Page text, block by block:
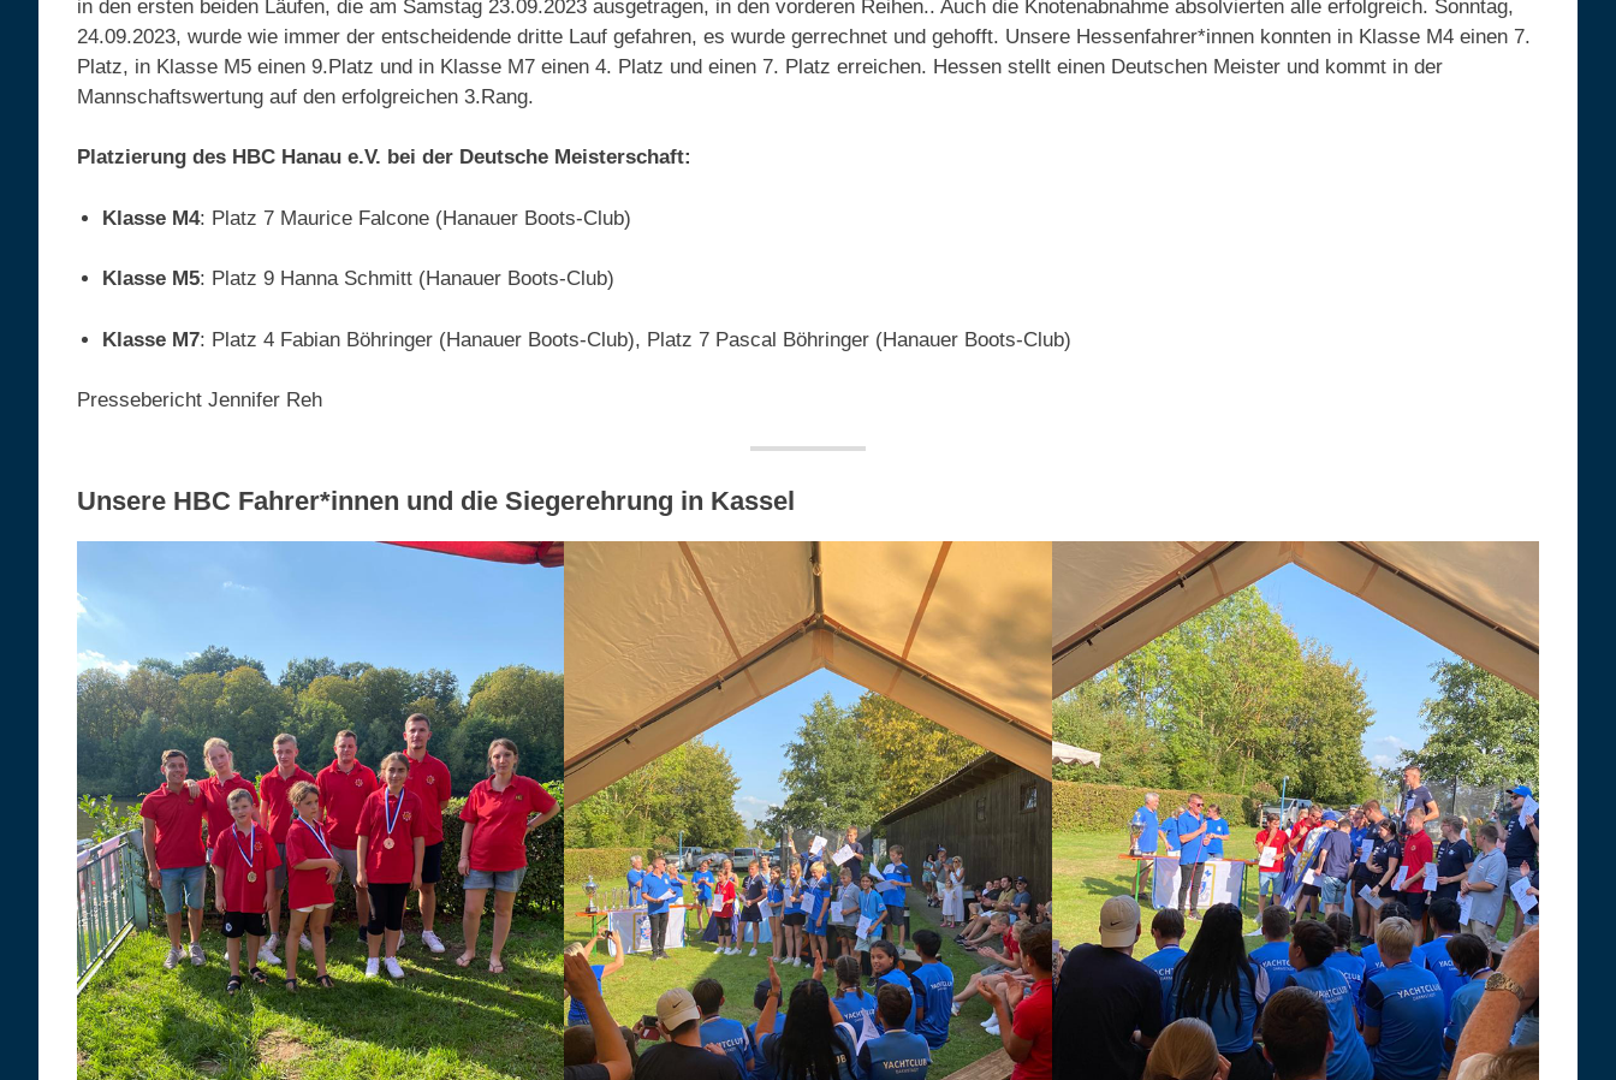
in den ersten beiden Läufen, die am Samstag 23.09.2023 ausgetragen, in den vorderen Reihen.. Auch die Knotenabnahme absolvierten alle erfolgreich. Sonntag,
24.09.2023, wurde wie immer der entscheidende dritte Lauf gefahren, es wurde gerrechnet und gehofft. Unsere Hessenfahrer*innen konnten in Klasse M4 einen 7.
Platz, in Klasse M5 einen 9.Platz und in Klasse M7 einen 4. Platz und einen 7. Platz erreichen. Hessen stellt einen Deutschen Meister und kommt in der
Mannschaftswertung auf den erfolgreichen 3.Rang.
Platzierung des HBC Hanau e.V. bei der Deutsche Meisterschaft:
Klasse M4: Platz 7 Maurice Falcone (Hanauer Boots-Club)
Klasse M5: Platz 9 Hanna Schmitt (Hanauer Boots-Club)
Klasse M7: Platz 4 Fabian Böhringer (Hanauer Boots-Club), Platz 7 Pascal Böhringer (Hanauer Boots-Club)
Pressebericht Jennifer Reh
Unsere HBC Fahrer*innen und die Siegerehrung in Kassel